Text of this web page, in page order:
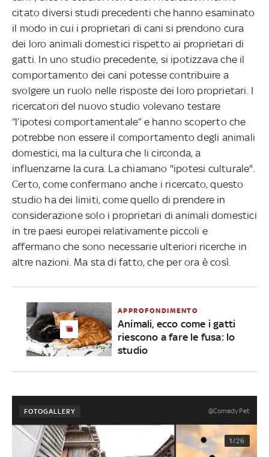
citato diversi studi precedenti che hanno esaminato
il modo in cui i proprietari di cani si prendono cura
dei loro animali domestici rispetto ai proprietari di
gatti. In uno studio precedente, si ipotizzava che il
comportamento dei cani potesse contribuire a
svolgere un ruolo nelle risposte dei loro proprietari. I
ricercatori del nuovo studio volevano testare
“l’ipotesi comportamentale” e hanno scoperto che
potrebbe non essere il comportamento degli animali
domestici, ma la cultura che li circonda, a
influenzarne la cura. La chiamano "ipotesi culturale".
Certo, come confermano anche i ricercato, questo
studio ha dei limiti, come quello di prendere in
considerazione solo i proprietari di animali domestici
in tre paesi europei relativamente piccoli e
affermano che sono necessarie ulteriori ricerche in
altre nazioni. Ma sta di fatto, che per ora è così.
APPROFONDIMENTO
Animali, ecco come i gatti
riescono a fare le fusa: lo
studio
FOTOGALLERY @Comedy Pet
1/26